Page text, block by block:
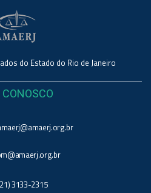
do Estado do Rio de Janeiro
CONOSCO
3133-2315